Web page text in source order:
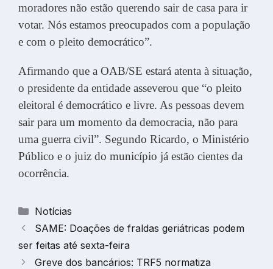
moradores não estão querendo sair de casa para ir
votar. Nós estamos preocupados com a população
e com o pleito democrático”.
Afirmando que a OAB/SE estará atenta à situação,
o presidente da entidade asseverou que “o pleito
eleitoral é democrático e livre. As pessoas devem
sair para um momento da democracia, não para
uma guerra civil”. Segundo Ricardo, o Ministério
Público e o juiz do município já estão cientes da
ocorrência.
Categorias
Notícias
SAME: Doações de fraldas geriátricas podem
ser feitas até sexta-feira
Greve dos bancários: TRF5 normatiza